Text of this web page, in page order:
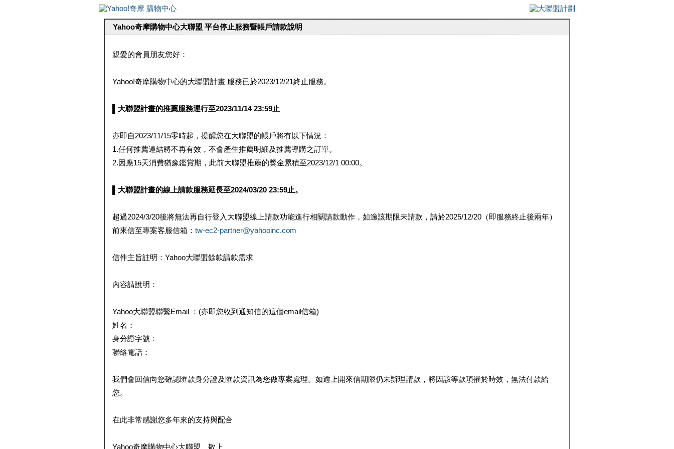
Yahoo奇摩購物中心大聯盟 平台停止服務暨帳戶請款說明
親愛的會員朋友您好：
Yahoo!奇摩購物中心的大聯盟計畫 服務已於2023/12/21終止服務。
▌大聯盟計畫的推薦服務運行至2023/11/14 23:59止
亦即自2023/11/15零時起，提醒您在大聯盟的帳戶將有以下情況：
1.任何推薦連結將不再有效，不會產生推薦明細及推薦導購之訂單。
2.因應15天消費猶豫鑑賞期，此前大聯盟推薦的獎金累積至2023/12/1 00:00。
▌大聯盟計畫的線上請款服務延長至2024/03/20 23:59止。
超過2024/3/20後將無法再自行登入大聯盟線上請款功能進行相關請款動作，如逾該期限未請款，請於2025/12/20（即服務終止後兩年）
前來信至專案客服信箱： tw-ec2-partner@yahooinc.com
信件主旨註明：Yahoo大聯盟餘款請款需求
內容請說明：
Yahoo大聯盟聯繫Email ：(亦即您收到通知信的這個email信箱)
姓名：
身分證字號：
聯絡電話：
我們會回信向您確認匯款身分證及匯款資訊為您做專案處理。如逾上開來信期限仍未辦理請款，將因該等款項罹於時效，無法付款給
您。
在此非常感謝您多年來的支持與配合
Yahoo奇摩購物中心大聯盟 敬上